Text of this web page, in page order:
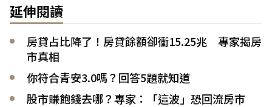
延伸閱讀
房貸占比降了！房貸餘額卻衝15.25兆 專家揭房
市真相
你符合青安3.0嗎？回答5題就知道
股市賺飽錢去哪？專家：「這波」恐回流房市